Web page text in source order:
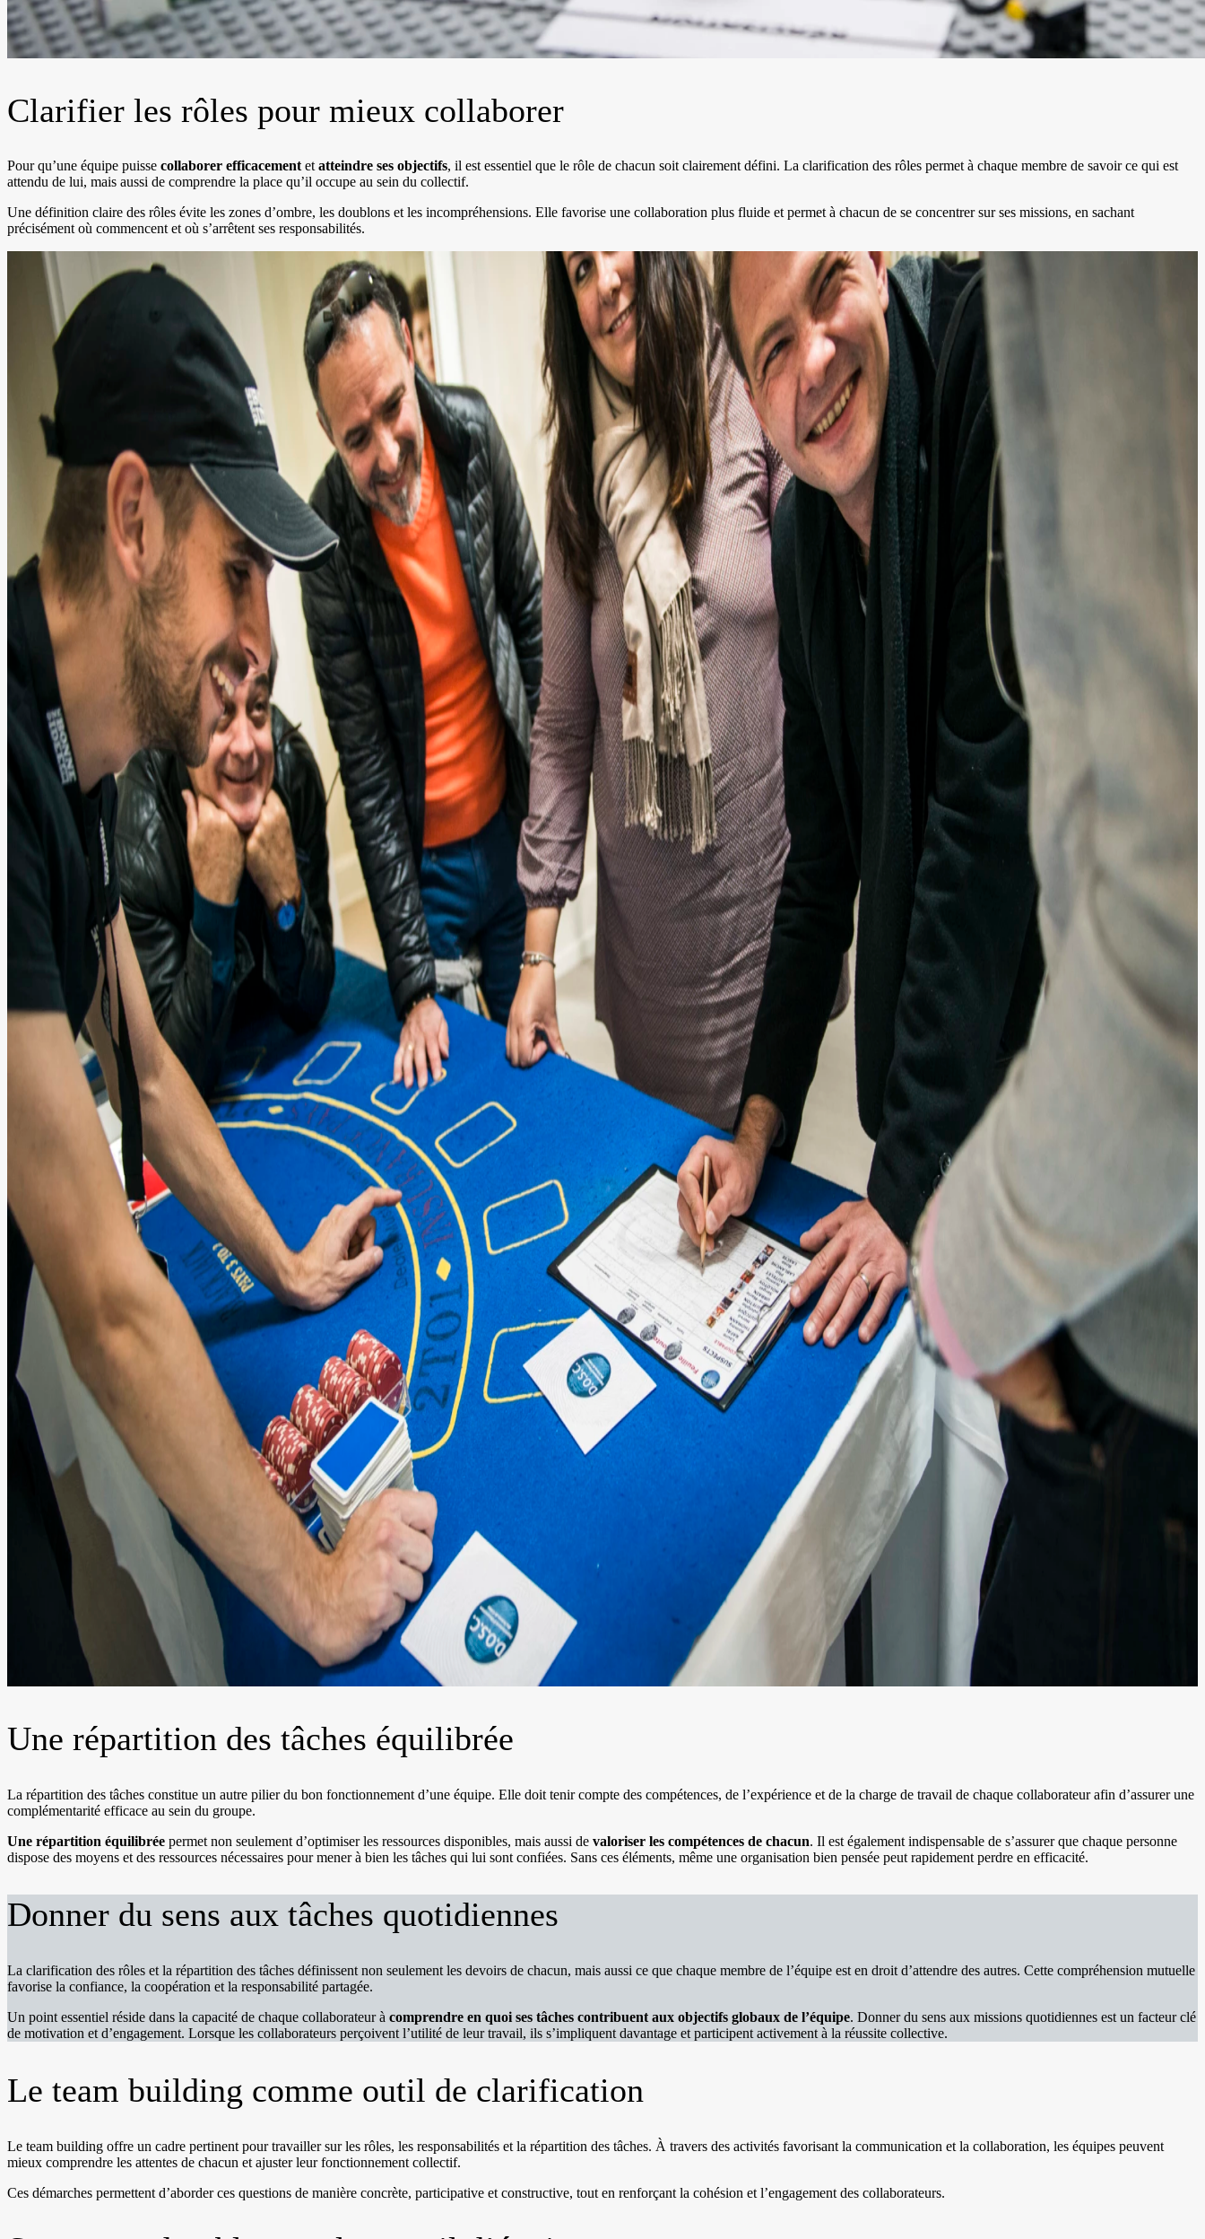
Clarifier les rôles pour mieux collaborer
Pour qu’une équipe puisse collaborer efficacement et atteindre ses objectifs, il est essentiel que le rôle de chacun soit clairement défini. La clarification des rôles permet à chaque membre de savoir ce qui est
attendu de lui, mais aussi de comprendre la place qu’il occupe au sein du collectif.
Une définition claire des rôles évite les zones d’ombre, les doublons et les incompréhensions. Elle favorise une collaboration plus fluide et permet à chacun de se concentrer sur ses missions, en sachant
précisément où commencent et où s’arrêtent ses responsabilités.
Une répartition des tâches équilibrée
La répartition des tâches constitue un autre pilier du bon fonctionnement d’une équipe. Elle doit tenir compte des compétences, de l’expérience et de la charge de travail de chaque collaborateur afin d’assurer une
complémentarité efficace au sein du groupe.
Une répartition équilibrée permet non seulement d’optimiser les ressources disponibles, mais aussi de valoriser les compétences de chacun. Il est également indispensable de s’assurer que chaque personne
dispose des moyens et des ressources nécessaires pour mener à bien les tâches qui lui sont confiées. Sans ces éléments, même une organisation bien pensée peut rapidement perdre en efficacité.
Donner du sens aux tâches quotidiennes
La clarification des rôles et la répartition des tâches définissent non seulement les devoirs de chacun, mais aussi ce que chaque membre de l’équipe est en droit d’attendre des autres. Cette compréhension mutuelle
favorise la confiance, la coopération et la responsabilité partagée.
Un point essentiel réside dans la capacité de chaque collaborateur à comprendre en quoi ses tâches contribuent aux objectifs globaux de l’équipe. Donner du sens aux missions quotidiennes est un facteur clé
de motivation et d’engagement. Lorsque les collaborateurs perçoivent l’utilité de leur travail, ils s’impliquent davantage et participent activement à la réussite collective.
Le team building comme outil de clarification
Le team building offre un cadre pertinent pour travailler sur les rôles, les responsabilités et la répartition des tâches. À travers des activités favorisant la communication et la collaboration, les équipes peuvent
mieux comprendre les attentes de chacun et ajuster leur fonctionnement collectif.
Ces démarches permettent d’aborder ces questions de manière concrète, participative et constructive, tout en renforçant la cohésion et l’engagement des collaborateurs.